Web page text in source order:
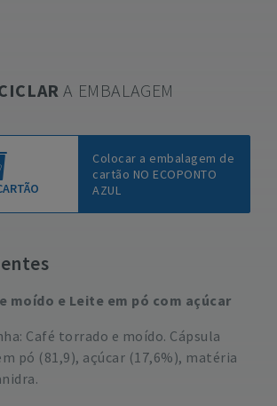
A EMBALAGEM
Colocar a embalagem de
cartão NO ECOPONTO
AZUL
moído e Leite em pó com açúcar
Café torrado e moído. Cápsula
pó (81,9), açúcar (17,6%), matéria